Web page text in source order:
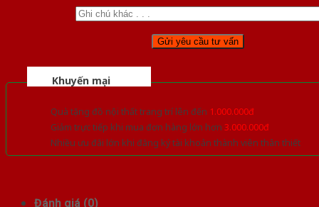
Khuyến mại
Quà tặng đồ nội thất trang trí lên đến 1.000.000đ
Giảm trực tiếp khi mua đơn hàng lớn hơn 3.000.000đ
Nhiều ưu đãi lớn khi đăng ký tài khoản thành viên thân thiết
Đánh giá (0)